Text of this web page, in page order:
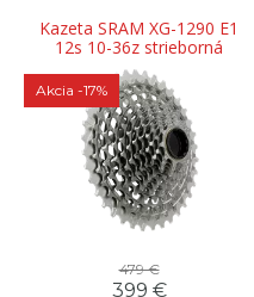
Kazeta SRAM XG-1290 E1
12s 10-36z strieborná
Akcia -17%
479 €
399 €